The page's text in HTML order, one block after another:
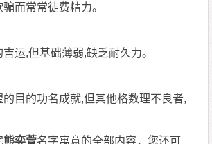
而常常徒费精力。
运,但基础薄弱,缺乏耐久力。
的目的功名成就,但其他格数理不良者,
。
熊奕萱名字寓意的全部内容，您还可